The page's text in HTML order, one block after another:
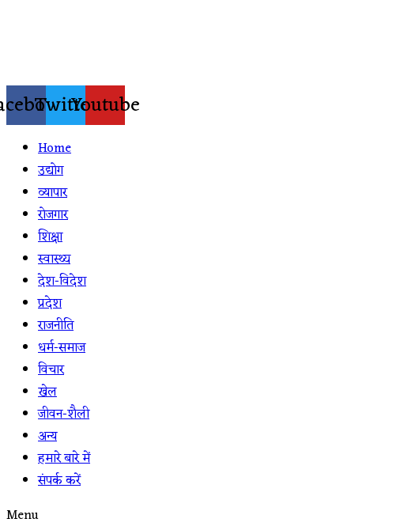
TwitterYoutube
Home
उद्योग
व्यापार
रोजगार
शिक्षा
स्वास्थ्य
देश-विदेश
प्रदेश
राजनीति
धर्म-समाज
विचार
खेल
जीवन-शैली
अन्य
हमारे बारे में
संपर्क करें
Menu